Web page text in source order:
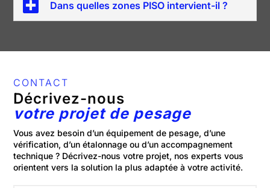
Dans quelles zones PISO intervient-il ?
CONTACT
Décrivez-nous
votre projet de pesage
Vous avez besoin d’un équipement de pesage, d’une
vérification, d’un étalonnage ou d’un accompagnement
technique ? Décrivez-nous votre projet, nos experts vous
orientent vers la solution la plus adaptée à votre activité.